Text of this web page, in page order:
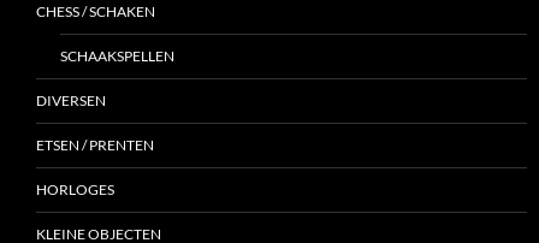
CHESS / SCHAKEN
SCHAAKSPELLEN
DIVERSEN
ETSEN / PRENTEN
HORLOGES
KLEINE OBJECTEN